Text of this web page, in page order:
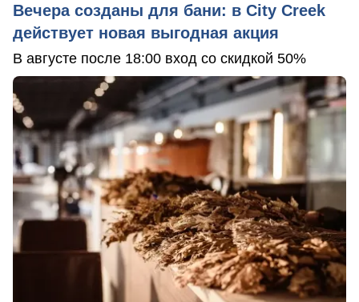
Вечера созданы для бани: в City Creek
действует новая выгодная акция
В августе после 18:00 вход со скидкой 50%